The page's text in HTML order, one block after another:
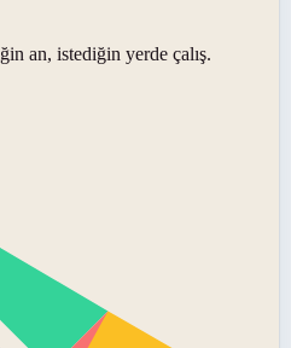
an, istediğin yerde çalış.